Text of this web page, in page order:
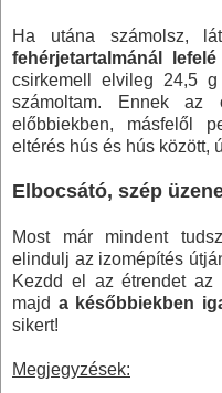
Ha utána számolsz,
fehérjetartalmánál
csirkemell elvileg 24,5 g
számoltam. Ennek
előbbiekben, másfelől
eltérés hús és hús között,
Elbocsátó, szép
Most már mindent
elindulj az izomépítés
Kezdd el az étrendet az
majd a későbbiekben
sikert!
Megjegyzések: